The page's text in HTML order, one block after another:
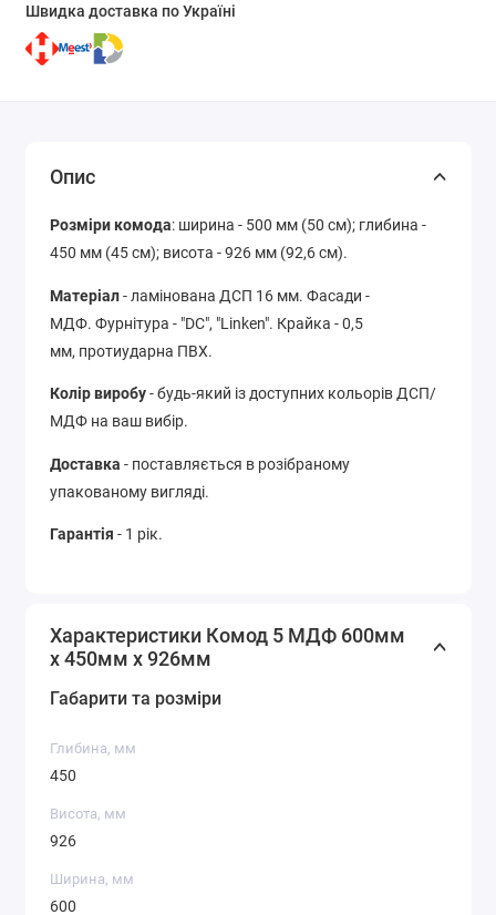
Швидка доставка по Україні
Опис
Розміри комода: ширина - 500 мм (50 см); глибина -
450 мм (45 см); висота - 926 мм (92,6 см).
Матеріал- ламінована ДСП 16 мм. Фасади -
МДФ. Фурнітура - "DC", "Linken". Крайка - 0,5
мм, протиударна ПВХ.
Колір виробу- будь-який із доступних кольорів ДСП/
МДФ на ваш вибір.
Доставка - поставляється в розібраному
упакованому вигляді.
Гарантія - 1 рік.
Характеристики Комод 5 МДФ 600мм
x 450мм x 926мм
Габарити та розміри
Глибина, мм
450
Висота, мм
926
Ширина, мм
600